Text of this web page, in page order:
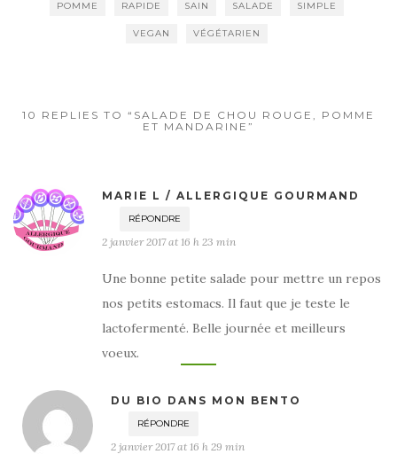
POMME RAPIDE SAIN SALADE SIMPLE
VEGAN VÉGÉTARIEN
10 REPLIES TO “SALADE DE CHOU ROUGE, POMME
ET MANDARINE”
MARIE L / ALLERGIQUE GOURMAND
RÉPONDRE
2 janvier 2017 at 16 h 23 min
Une bonne petite salade pour mettre un repos
nos petits estomacs. Il faut que je teste le
lactofermenté. Belle journée et meilleurs
voeux.
DU BIO DANS MON BENTO
RÉPONDRE
2 janvier 2017 at 16 h 29 min